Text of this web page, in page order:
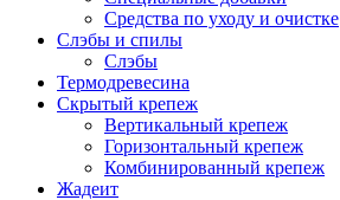
Средства по уходу и очистке
Слэбы и спилы
Слэбы
Термодревесина
Скрытый крепеж
Вертикальный крепеж
Горизонтальный крепеж
Комбинированный крепеж
Жадеит